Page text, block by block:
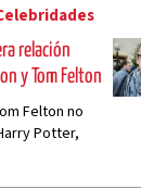
relación
y Tom Felton
Felton no
Potter,